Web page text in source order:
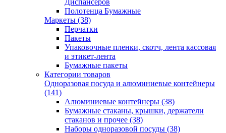
Диспансеров
Полотенца Бумажные
Маркеты (38)
Перчатки
Пакеты
Упаковочные пленки, скотч, лента кассовая
и этикет-лента
Бумажные пакеты
Категории товаров
Одноразовая посуда и алюминиевые контейнеры
(141)
Алюминиевые контейнеры (38)
Бумажные стаканы, крышки, держатели
стаканов и прочее (38)
Наборы одноразовой посуды (38)